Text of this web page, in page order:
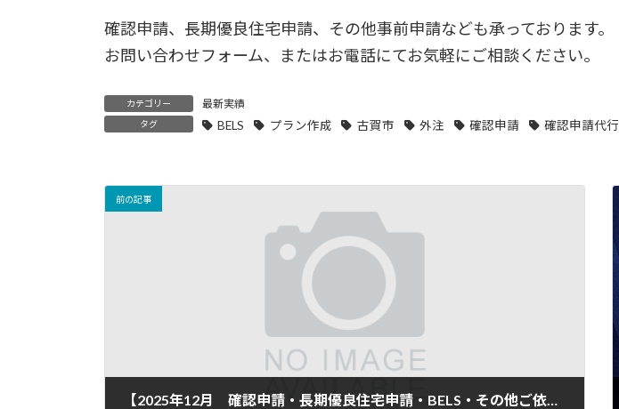
確認申請、長期優良住宅申請、その他事前申請なども承っております。
お問い合わせフォーム、またはお電話にてお気軽にご相談ください。
カテゴリー 最新実績
タグ BELS プラン作成 古賀市 外注 確認申請 確認申請代行
前の記事
【2025年12月 確認申請・長期優良住宅申請・BELS・その他ご依頼頂き完了致しました】